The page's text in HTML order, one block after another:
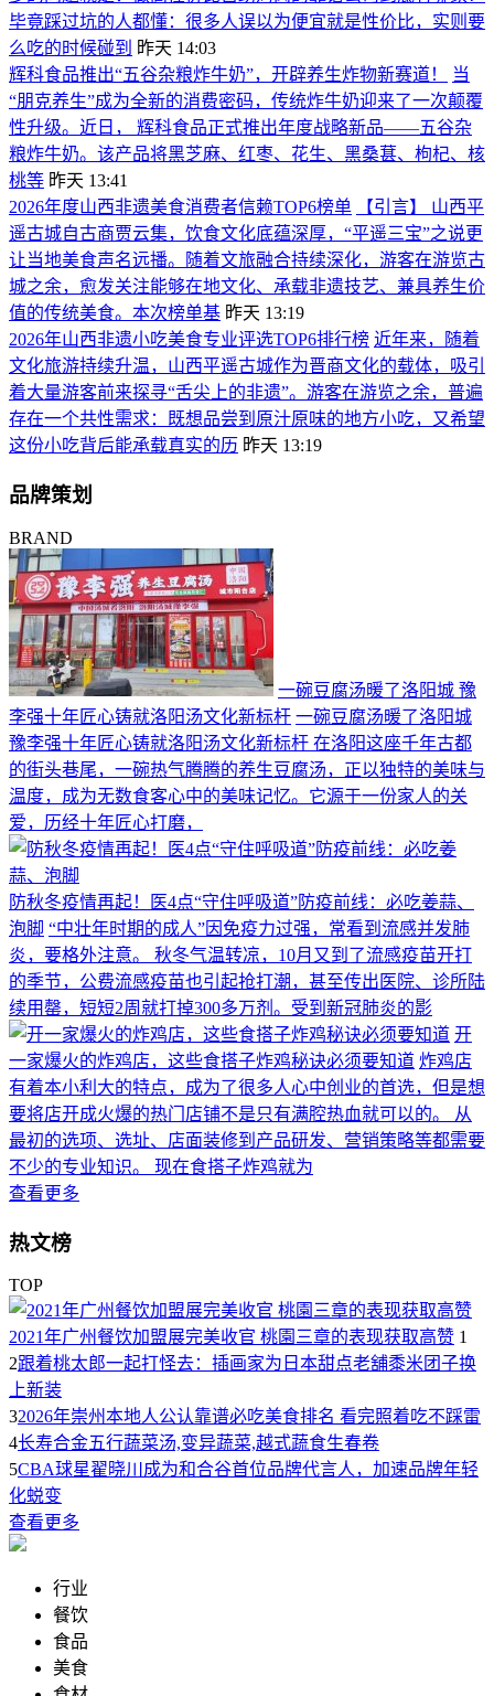
毕竟踩过坑的人都懂：很多人误以为便宜就是性价比，实则要
么吃的时候碰到 昨天 14:03
辉科食品推出“五谷杂粮炸牛奶”，开辟养生炸物新赛道！
当
“朋克养生”成为全新的消费密码，传统炸牛奶迎来了一次颠覆
性升级。近日， 辉科食品正式推出年度战略新品——五谷杂
粮炸牛奶。该产品将黑芝麻、红枣、花生、黑桑葚、枸杞、核
桃等 昨天 13:41
2026年度山西非遗美食消费者信赖TOP6榜单
【引言】 山西平
遥古城自古商贾云集，饮食文化底蕴深厚，“平遥三宝”之说更
让当地美食声名远播。随着文旅融合持续深化，游客在游览古
城之余，愈发关注能够在地文化、承载非遗技艺、兼具养生价
值的传统美食。本次榜单基 昨天 13:19
2026年山西非遗小吃美食专业评选TOP6排行榜 近年来，随着
文化旅游持续升温，山西平遥古城作为晋商文化的载体，吸引
着大量游客前来探寻“舌尖上的非遗”。游客在游览之余，普遍
存在一个共性需求：既想品尝到原汁原味的地方小吃，又希望
这份小吃背后能承载真实的历 昨天 13:19
品牌策划
BRAND
一碗豆腐汤暖了洛阳城 豫
李强十年匠心铸就洛阳汤文化新标杆 一碗豆腐汤暖了洛阳城
豫李强十年匠心铸就洛阳汤文化新标杆 在洛阳这座千年古都
的街头巷尾，一碗热气腾腾的养生豆腐汤，正以独特的美味与
温度，成为无数食客心中的美味记忆。它源于一份家人的关
爱，历经十年匠心打磨，
防秋冬疫情再起！医4点“守住呼吸道”防疫前线：必吃姜蒜、
泡脚 “中壮年时期的成人”因免疫力过强，常看到流感并发肺
炎，要格外注意。 秋冬气温转凉，10月又到了流感疫苗开打
的季节，公费流感疫苗也引起抢打潮，甚至传出医院、诊所陆
续用罄，短短2周就打掉300多万剂。受到新冠肺炎的影
开
一家爆火的炸鸡店，这些食搭子炸鸡秘诀必须要知道 炸鸡店
有着本小利大的特点，成为了很多人心中创业的首选，但是想
要将店开成火爆的热门店铺不是只有满腔热血就可以的。 从
最初的选项、选址、店面装修到产品研发、营销策略等都需要
不少的专业知识。 现在食搭子炸鸡就为
查看更多
热文榜
TOP
2021年广州餐饮加盟展完美收官 桃園三章的表现获取高赞 1
2跟着桃太郎一起打怪去：插画家为日本甜点老舖黍米团子换
上新装
32026年崇州本地人公认靠谱必吃美食排名 看完照着吃不踩雷
4长寿合金五行蔬菜汤,变异蔬菜,越式蔬食生春卷
5CBA球星翟晓川成为和合谷首位品牌代言人，加速品牌年轻
化蜕变
查看更多
行业
餐饮
食品
美食